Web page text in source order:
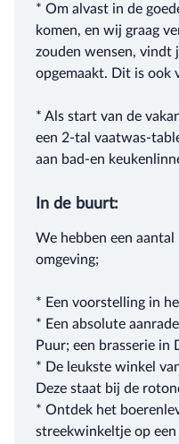
* Om alvast in de
komen, en wij graag
zouden wensen, vindt
opgemaakt. Dit is ook
* Als start van de
een 2-tal vaatwas-
aan bad-en
In de buurt:
We hebben een
omgeving;
* Een voorstelling in
* Een absolute
Puur; een brasserie in
* De leukste winkel
Deze staat bij de
* Ontdek het
streekwinkeltje op